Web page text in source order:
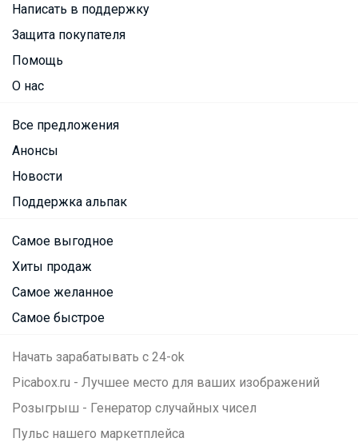
Написать в поддержку
Защита покупателя
Помощь
О нас
Все предложения
Анонсы
Новости
Поддержка альпак
Самое выгодное
Хиты продаж
Самое желанное
Самое быстрое
Начать зарабатывать с 24-ok
Picabox.ru - Лучшее место для ваших изображений
Розыгрыш - Генератор случайных чисел
Пульс нашего маркетплейса